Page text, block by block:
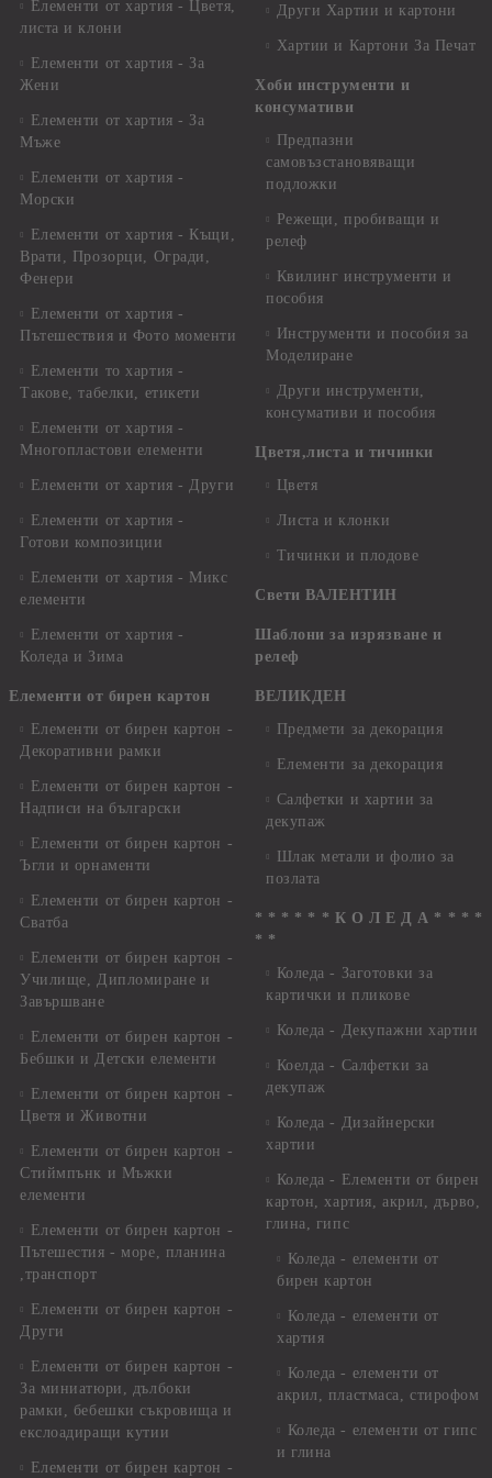
Елементи от хартия - Цветя,
листа и клони
Елементи от хартия - За
Жени
Елементи от хартия - За
Мъже
Елементи от хартия -
Морски
Елементи от хартия - Къщи,
Врати, Прозорци, Огради,
Фенери
Елементи от хартия -
Пътешествия и Фото моменти
Елементи то хартия -
Такове, табелки, етикети
Елементи от хартия -
Многопластови елементи
Елементи от хартия - Други
Елементи от хартия -
Готови композиции
Елементи от хартия - Микс
елементи
Елементи от хартия -
Коледа и Зима
Елементи от бирен картон
Елементи от бирен картон -
Декоративни рамки
Елементи от бирен картон -
Надписи на български
Елементи от бирен картон -
Ъгли и орнаменти
Елементи от бирен картон -
Сватба
Елементи от бирен картон -
Училище, Дипломиране и
Завършване
Елементи от бирен картон -
Бебшки и Детски елементи
Елементи от бирен картон -
Цветя и Животни
Елементи от бирен картон -
Стиймпънк и Мъжки
елементи
Елементи от бирен картон -
Пътешестия - море, планина
,транспорт
Елементи от бирен картон -
Други
Елементи от бирен картон -
За миниатюри, дълбоки
рамки, бебешки съкровища и
екслоадиращи кутии
Елементи от бирен картон -
Други Хартии и картони
Хартии и Картони За Печат
Хоби инструменти и
консумативи
Предпазни
самовъзстановяващи
подложки
Режещи, пробиващи и
релеф
Квилинг инструменти и
пособия
Инструменти и пособия за
Моделиране
Други инструменти,
консумативи и пособия
Цветя,листа и тичинки
Цветя
Листа и клонки
Тичинки и плодове
Свети ВАЛЕНТИН
Шаблони за изрязване и
релеф
ВЕЛИКДЕН
Предмети за декорация
Елементи за декорация
Салфетки и хартии за
декупаж
Шлак метали и фолио за
позлата
* * * * * * К О Л Е Д А * * * *
* *
Коледа - Заготовки за
картички и пликове
Коледа - Декупажни хартии
Коелда - Салфетки за
декупаж
Коледа - Дизайнерски
хартии
Коледа - Eлементи от бирен
картон, хартия, акрил, дърво,
глина, гипс
Коледа - елементи от
бирен картон
Коледа - елементи от
хартия
Коледа - елементи от
акрил, пластмаса, стирофом
Коледа - елементи от гипс
и глина